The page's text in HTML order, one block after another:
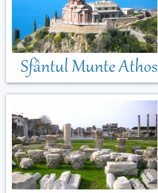
Sfântul Munte Athos